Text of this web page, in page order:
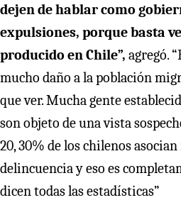
dejen de hablar como
expulsiones, porque basta
producido en Chile”, agregó.
mucho daño a la población
que ver. Mucha gente
son objeto de una vista
20, 30% de los chilenos
delincuencia y eso es
dicen todas las estadísticas”